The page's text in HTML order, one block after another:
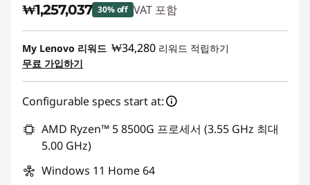
₩1,257,037 30% off VAT 포함
즉시 할인: :-₩548,964
My Lenovo 리워드 ₩34,280 리워드 적립하기
무료 가입하기
Configurable specs start at:
AMD Ryzen™ 5 8500G 프로세서 (3.55 GHz 최대
5.00 GHz)
Windows 11 Home 64